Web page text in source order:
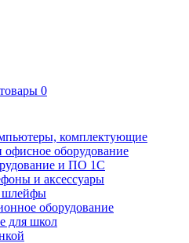
0
комплектующие
офисное оборудование
и ПО 1С
и аксессуары
шлейфы
оборудование
для школ